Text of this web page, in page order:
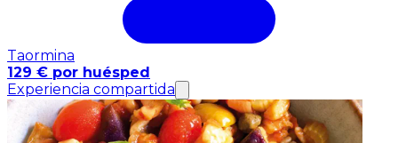
Taormina
129 € por huésped
Experiencia compartida